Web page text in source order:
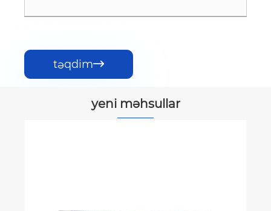
təqdim
yeni məhsullar